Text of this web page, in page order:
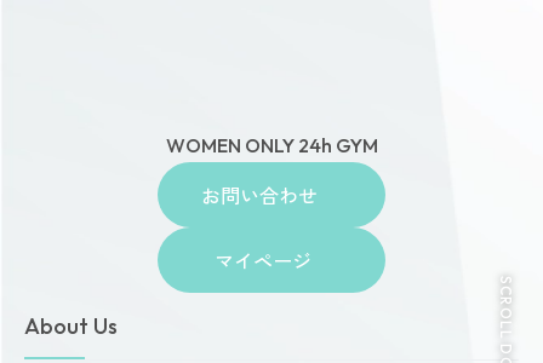
WOMEN ONLY 24h GYM
お問い合わせ
マイページ
About Us SCROLL DOWN